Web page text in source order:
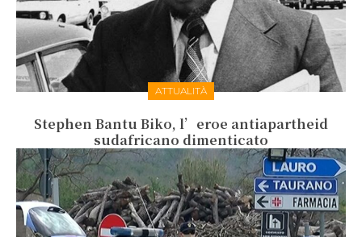
ATTUALITÀ
Stephen Bantu Biko, l’eroe antiapartheid
sudafricano dimenticato